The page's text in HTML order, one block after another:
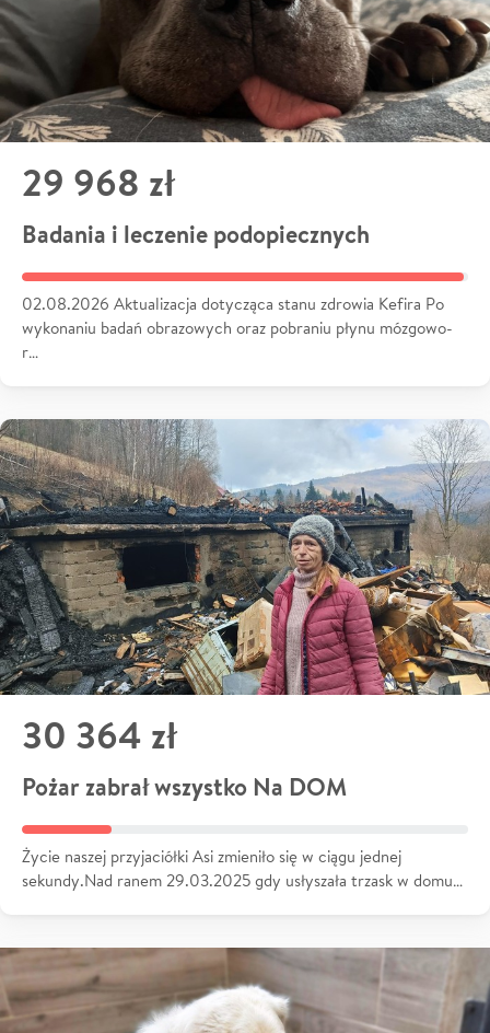
29 968 zł
Badania i leczenie podopiecznych
02.08.2026 Aktualizacja dotycząca stanu zdrowia Kefira Po
wykonaniu badań obrazowych oraz pobraniu płynu mózgowo-
r…
30 364 zł
Pożar zabrał wszystko Na DOM
Życie naszej przyjaciółki Asi zmieniło się w ciągu jednej
sekundy.Nad ranem 29.03.2025 gdy usłyszała trzask w domu…